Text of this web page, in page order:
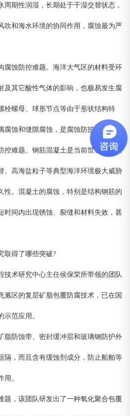
期性润湿，长期处于干湿交替状态，
吹和海水环境的协同作用，腐蚀最为严
腐蚀防控难题。海洋大气区的材料受环
及其它酸性气体的影响，也极易发生腐
栓螺母、球形节点等由于形状结构特
蚀和缝隙腐蚀，是腐蚀防护的短板。
控难题。钢筋混凝土是当前世界应用最
、高海盐粒子等典型海洋环境极大威胁
性。混凝土的腐蚀，特别是结构钢筋的
时间内出现锈蚀、裂缝和材料失效，甚
取得了哪些突破?
技术研究中心主任侯保荣所带领的团队
溅区的复层矿脂包覆防腐技术，已在国
示范应用。
脂防蚀带、密封缓冲层和玻璃钢防护外
隔，而且含有缓蚀剂成分，防止船舶等
。
题，该团队研发出了一种氧化聚合包覆